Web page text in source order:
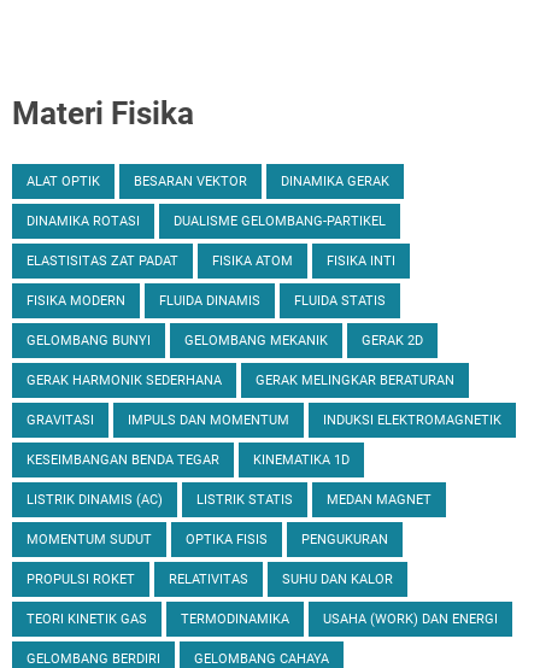
Materi Fisika
ALAT OPTIK BESARAN VEKTOR DINAMIKA GERAK
DINAMIKA ROTASI DUALISME GELOMBANG-PARTIKEL
ELASTISITAS ZAT PADAT FISIKA ATOM FISIKA INTI
FISIKA MODERN FLUIDA DINAMIS FLUIDA STATIS
GELOMBANG BUNYI GELOMBANG MEKANIK GERAK 2D
GERAK HARMONIK SEDERHANA GERAK MELINGKAR BERATURAN
GRAVITASI IMPULS DAN MOMENTUM INDUKSI ELEKTROMAGNETIK
KESEIMBANGAN BENDA TEGAR KINEMATIKA 1D
LISTRIK DINAMIS (AC) LISTRIK STATIS MEDAN MAGNET
MOMENTUM SUDUT OPTIKA FISIS PENGUKURAN
PROPULSI ROKET RELATIVITAS SUHU DAN KALOR
TEORI KINETIK GAS TERMODINAMIKA USAHA (WORK) DAN ENERGI
GELOMBANG BERDIRI GELOMBANG CAHAYA